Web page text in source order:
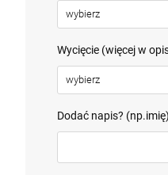
Wycięcie (więcej w
Dodać napis?